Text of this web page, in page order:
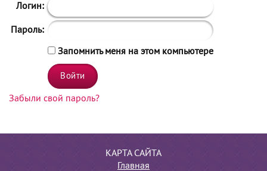
Логин:
Пароль:
Запомнить меня на этом компьютере
Забыли свой пароль?
КАРТА САЙТА
Главная